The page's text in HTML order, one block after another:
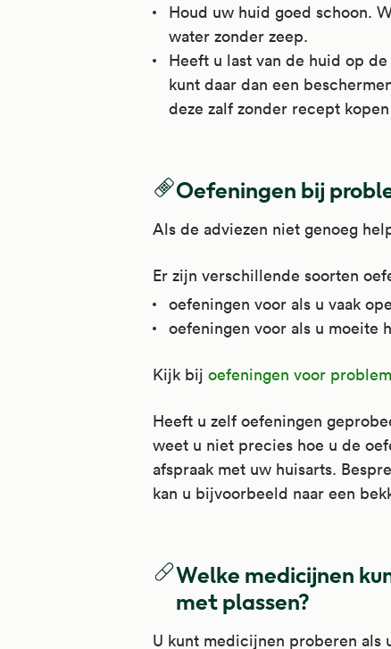
Houd uw huid goed schoon.
water zonder zeep.
Heeft u last van de huid op
kunt daar dan een
deze zalf zonder recept
Oefeningen bij
Als de adviezen niet genoeg
Er zijn verschillende soorten
oefeningen voor als u vaak
oefeningen voor als u moeite
Kijk bij oefeningen voor
Heeft u zelf oefeningen
weet u niet precies hoe u de
afspraak met uw huisarts.
kan u bijvoorbeeld naar een
Welke medicijnen
met plassen?
U kunt medicijnen proberen als